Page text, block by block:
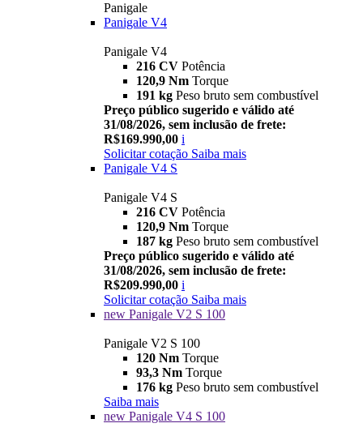
Panigale
Panigale V4
Panigale V4
216 CV Potência
120,9 Nm Torque
191 kg Peso bruto sem combustível
Preço público sugerido e válido até
31/08/2026, sem inclusão de frete:
R$169.990,00 i
Solicitar cotação Saiba mais
Panigale V4 S
Panigale V4 S
216 CV Potência
120,9 Nm Torque
187 kg Peso bruto sem combustível
Preço público sugerido e válido até
31/08/2026, sem inclusão de frete:
R$209.990,00 i
Solicitar cotação Saiba mais
new Panigale V2 S 100
Panigale V2 S 100
120 Nm Torque
93,3 Nm Torque
176 kg Peso bruto sem combustível
Saiba mais
new Panigale V4 S 100